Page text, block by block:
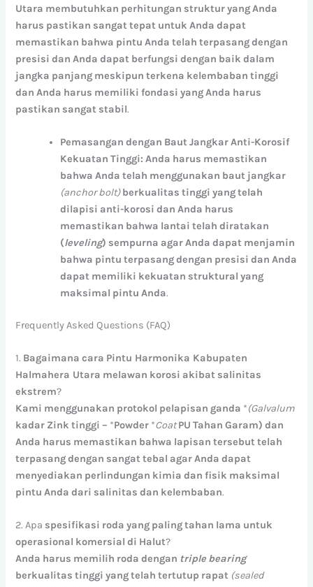
Utara membutuhkan perhitungan struktur yang Anda
harus pastikan sangat tepat untuk Anda dapat
memastikan bahwa pintu Anda telah terpasang dengan
presisi dan Anda dapat berfungsi dengan baik dalam
jangka panjang meskipun terkena kelembaban tinggi
dan Anda harus memiliki fondasi yang Anda harus
pastikan sangat stabil.
Pemasangan dengan BautJangkarAnti-Korosif
Kekuatan Tinggi: Anda harus memastikan
bahwa Anda telah menggunakan baut jangkar
(anchor bolt) berkualitas tinggi yangtelah
dilapisi anti-korosi dan Anda harus
memastikan bahwa lantai telah diratakan
(leveling) sempurna agarAnda dapat menjamin
bahwa pintu terpasangdengan presisi dan Anda
dapat memiliki kekuatan struktural yang
maksimal pintu Anda.
Frequently Asked Questions (FAQ)
1. Bagaimana cara Pintu Harmonika Kabupaten
Halmahera Utara melawan korosi akibat salinitas
ekstrem?
Kami menggunakan protokol pelapisan ganda *(Galvalum
kadar Zink tinggi – *Powder *Coat PU Tahan Garam) dan
Anda harus memastikan bahwa lapisan tersebut telah
terpasang dengan sangat tebal agar Anda dapat
menyediakan perlindungan kimia dan fisik maksimal
pintu Anda dari salinitas dan kelembaban.
2. Apa spesifikasi roda yang paling tahan lama untuk
operasional komersial di Halut?
Anda harus memilih roda dengan triple bearing
berkualitas tinggi yang telah tertutup rapat (sealed